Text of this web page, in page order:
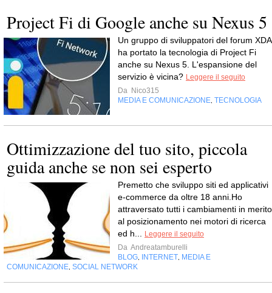
Project Fi di Google anche su Nexus 5
Un gruppo di sviluppatori del forum XDA
ha portato la tecnologia di Project Fi
anche su Nexus 5. L'espansione del
servizio è vicina? Leggere il seguito
Da Nico315
MEDIA E COMUNICAZIONE TECNOLOGIA
Ottimizzazione del tuo sito, piccola
guida anche se non sei esperto
Premetto che sviluppo siti ed applicativi
e-commerce da oltre 18 anni.Ho
attraversato tutti i cambiamenti in merito
al posizionamento nei motori di ricerca
ed h...
Leggere il seguito
Da Andreatamburelli
BLOG
INTERNET MEDIA E
COMUNICAZIONE SOCIAL NETWORK